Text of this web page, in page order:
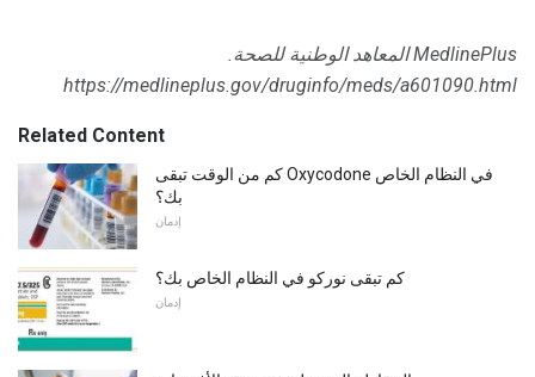
MedlinePlus المعاهد الوطنية للصحة.
https://medlineplus.gov/druginfo/meds/a601090.html
Related Content
كم من الوقت تبقى Oxycodone في النظام الخاص
بك؟
إدمان
كم تبقى نوركو في النظام الخاص بك؟
إدمان